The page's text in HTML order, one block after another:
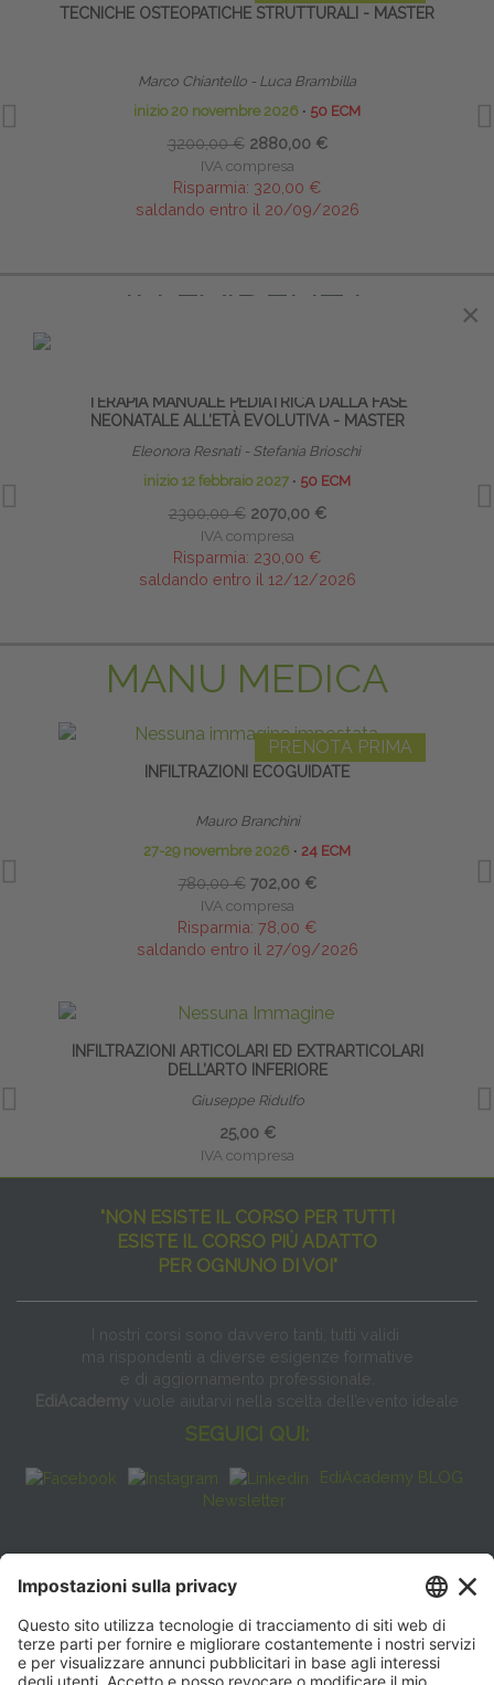
TECNICHE OSTEOPATICHE STRUTTURALI - MASTER
Marco Chiantello - Luca Brambilla
inizio 20 novembre 2026 ∙ 50 ECM
3200,00 € 2880,00 €
IVA compresa
Risparmia: 320,00 €
saldando entro il 20/09/2026
IN EVIDENZA
TERAPIA MANUALE PEDIATRICA DALLA FASE
NEONATALE ALL’ETÀ EVOLUTIVA - MASTER
Eleonora Resnati - Stefania Brioschi
inizio 12 febbraio 2027 ∙ 50 ECM
2300,00 € 2070,00 €
IVA compresa
Risparmia: 230,00 €
saldando entro il 12/12/2026
MANU MEDICA
PRENOTA PRIMA
INFILTRAZIONI ECOGUIDATE
Mauro Branchini
27-29 novembre 2026 ∙ 24 ECM
780,00 € 702,00 €
IVA compresa
Risparmia: 78,00 €
saldando entro il 27/09/2026
INFILTRAZIONI ARTICOLARI ED EXTRARTICOLARI
DELL’ARTO INFERIORE
Giuseppe Ridulfo
25,00 €
IVA compresa
"NON ESISTE IL CORSO PER TUTTI
ESISTE IL CORSO PIÙ ADATTO
PER OGNUNO DI VOI"
I nostri corsi sono davvero tanti, tutti validi
ma rispondenti a diverse esigenze formative
e di aggiornamento professionale.
EdiAcademy vuole aiutarvi nella scelta dell’evento ideale
SEGUICI QUI:
EdiAcademy BLOG
Newsletter
FAQ
CONTATTI
EdiAcademy
×
×